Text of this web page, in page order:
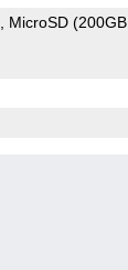
MicroSD (200GB